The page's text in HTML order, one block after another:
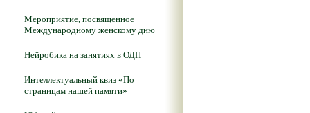
Мероприятие, посвященное
Международному женскому дню
Нейробика на занятиях в ОДП
Интеллектуальный квиз «По
страницам нашей памяти»